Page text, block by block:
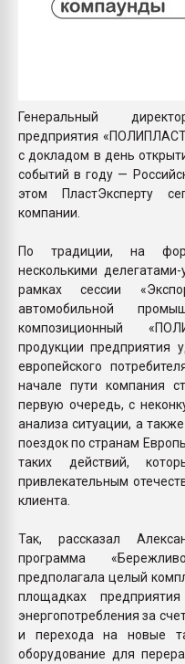
Генеральный
предприятия
с докладом в день
событий в году —
этом ПластЭксперту
компании.
По традиции, на
несколькими
рамках сессии
автомобильной
композиционный
продукции предприятия
европейского
начале пути компания
первую очередь, с
анализа ситуации, а
поездок по странам
таких действий,
привлекательным
клиента.
Так, рассказал
программа
предполагала целый
площадках
энергопотребления за
и перехода на новые
оборудование для